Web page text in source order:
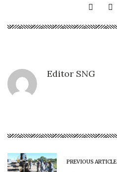
Editor SNG
PREVIOUS ARTICLE